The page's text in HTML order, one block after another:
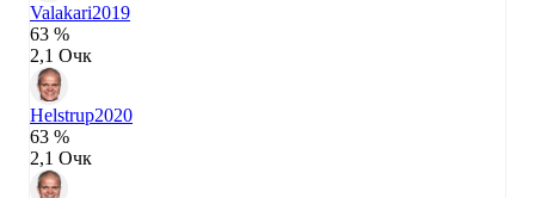
Valakari2019
63 %
2,1 Очк
Helstrup2020
63 %
2,1 Очк